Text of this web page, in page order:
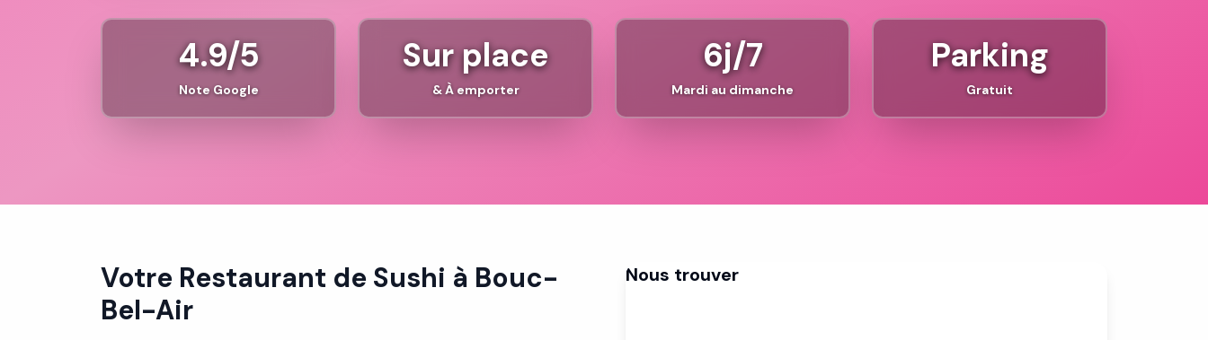
4.9/5
Note Google
Sur place
& À emporter
6j/7
Mardi au dimanche
Parking
Gratuit
Votre Restaurant de Sushi à Bouc-
Bel-Air
Nous trouver